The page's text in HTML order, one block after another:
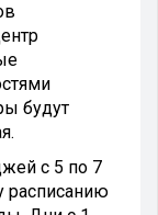
будут
с 5 по 7
расписанию